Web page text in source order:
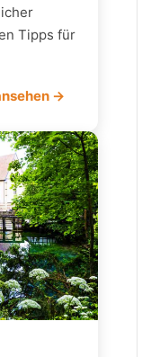
Tipps für
→